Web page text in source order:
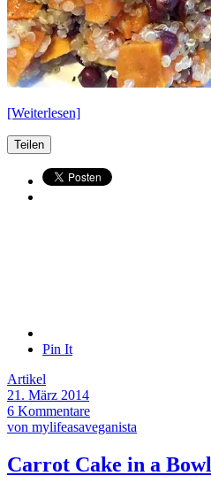
[Weiterlesen]
Teilen
Pin It
Artikel
21. März 2014
6 Kommentare
von mylifeasaveganista
Carrot Cake in a Bowl